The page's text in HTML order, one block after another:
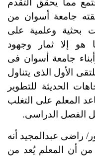
مما يحقق التقدم
جامعة أسوان من
بحثية وعلمية على
هو إلا ثمار وجهود
جامعة أسوان فى
الأول الذى يتناول
الحديثة للتطوير
المعلم على التغلب
الفصل الدراسى.
عبدالمجيد أنه
من أن المعلم يُعد من